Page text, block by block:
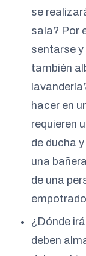
se
sala? Por
sentarse
también
hacer en
requieren
de ducha
una
de una
¿Dónde
deben